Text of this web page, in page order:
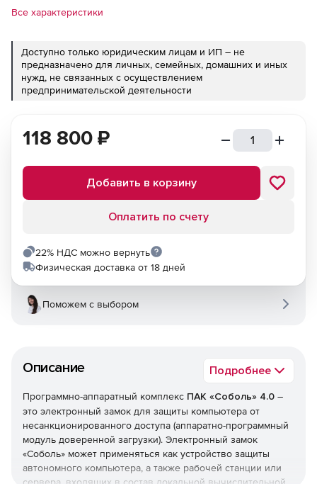
Все характеристики
Доступно только юридическим лицам и ИП – не
предназначено для личных, семейных, домашних и иных
нужд, не связанных с осуществлением
предпринимательской деятельности
Описание Подробнее
Программно-аппаратный комплекс ПАК «Соболь» 4.0 –
это электронный замок для защиты компьютера от
несанкционированного доступа (аппаратно-программный
модуль доверенной загрузки). Электронный замок
«Соболь» может применяться как устройство защиты
автономного компьютера, а также рабочей станции или
118 800 ₽
Добавить в корзину
Оплатить по счету
22% НДС можно вернуть
Физическая доставка от 18 дней
Поможем с выбором